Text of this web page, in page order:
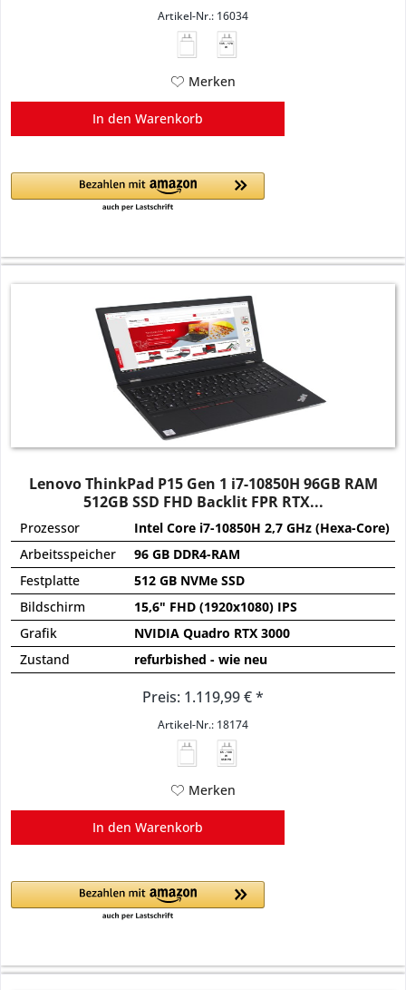
Artikel-Nr.: 16034
135 - 170
W
Merken
In den Warenkorb
Lenovo ThinkPad P15 Gen 1 i7-10850H 96GB RAM
512GB SSD FHD Backlit FPR RTX...
Prozessor
Intel Core i7-10850H 2,7 GHz (Hexa-Core)
Arbeitsspeicher
96 GB DDR4-RAM
Festplatte
512 GB NVMe SSD
Bildschirm
15,6" FHD (1920x1080) IPS
Grafik
NVIDIA Quadro RTX 3000
Zustand
refurbished - wie neu
Preis: 1.119,99 € *
Artikel-Nr.: 18174
65 - 100
W
USB PD
Merken
In den Warenkorb